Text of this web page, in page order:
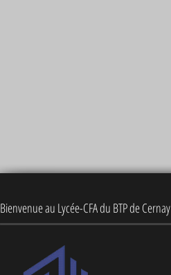
Bienvenue au Lycée-CFA du BTP de Cernay